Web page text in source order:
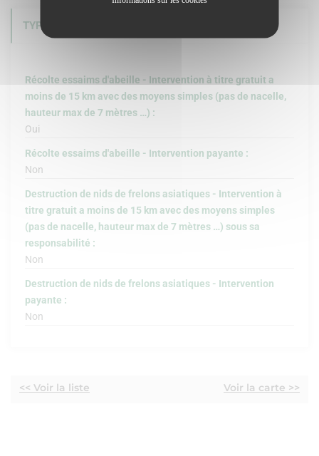
TYPE D'INTERVENTIONS
Récolte essaims d'abeille - Intervention à titre gratuit a
moins de 15 km avec des moyens simples (pas de nacelle,
hauteur max de 7 mètres …) :
Oui
Récolte essaims d'abeille - Intervention payante :
Non
Destruction de nids de frelons asiatiques - Intervention à
titre gratuit a moins de 15 km avec des moyens simples
(pas de nacelle, hauteur max de 7 mètres …) sous sa
responsabilité :
Non
Destruction de nids de frelons asiatiques - Intervention
payante :
Non
<< Voir la liste Voir la carte >>